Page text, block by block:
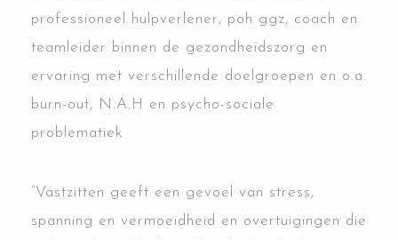
professioneel hulpverlener, poh ggz, coach en
teamleider binnen de gezondheidszorg en
ervaring met verschillende doelgroepen en o.a.
burn-out, N.A.H en psycho-sociale
problematiek
“Vastzitten geeft een gevoel van stress,
spanning en vermoeidheid en overtuigingen die